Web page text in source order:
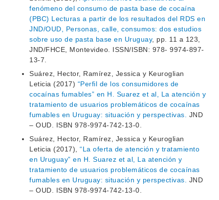
INSTITUCIONAL
DEPARTAMENTOS
ENSEÑANZA
INVESTIGACIÓN
EXTENSIÓN
SERVICIOS
LLAMADOS
BEDELÍA
EVA FCS
OFERTA DE GRADO
EDUCACIÓN PERMANENTE
MOVILIDAD ACADÉMICA
fenómeno del consumo de pasta base de cocaína
(PBC) Lecturas a partir de los resultados del RDS en
JND/OUD, Personas, calle, consumos: dos estudios
sobre uso de pasta base en Uruguay, pp. 11 a 123,
JND/FHCE, Montevideo. ISSN/ISBN: 978- 9974-897-
13-7.
Suárez, Hector, Ramírez, Jessica y Keuroglian
Leticia (2017) “Perfil de los consumidores de
cocaínas fumables” en H. Suarez et al, La atención y
tratamiento de usuarios problemáticos de cocaínas
fumables en Uruguay: situación y perspectivas. JND
– OUD. ISBN 978-9974-742-13-0.
Suárez, Hector, Ramírez, Jessica y Keuroglian
Leticia (2017), “La oferta de atención y tratamiento
en Uruguay” en H. Suarez et al, La atención y
tratamiento de usuarios problemáticos de cocaínas
fumables en Uruguay: situación y perspectivas. JND
– OUD. ISBN 978-9974-742-13-0.